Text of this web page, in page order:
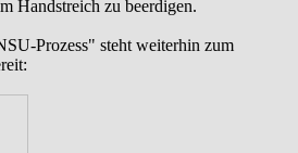
Handstreich zu beerdigen.
Prozess" steht weiterhin zum